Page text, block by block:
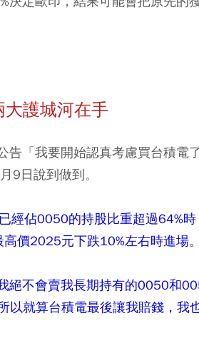
護城河在手
「我要開始認真考慮買台積電
9日說到做到。
經佔0050的持股比重超過64%
價2025元下跌10%左右時進場。
絕不會賣我長期持有的0050和
就算台積電最後讓我賠錢，我